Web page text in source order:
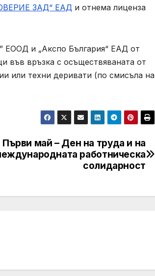
ЗАД“ ЕАД и отнема лиценза
ЕООД и „Акспо България“ ЕАД от
във връзка с осъществяваната от
или техни деривати (по смисъла на
Първи май – Ден на труда и на
работническа
солидарност